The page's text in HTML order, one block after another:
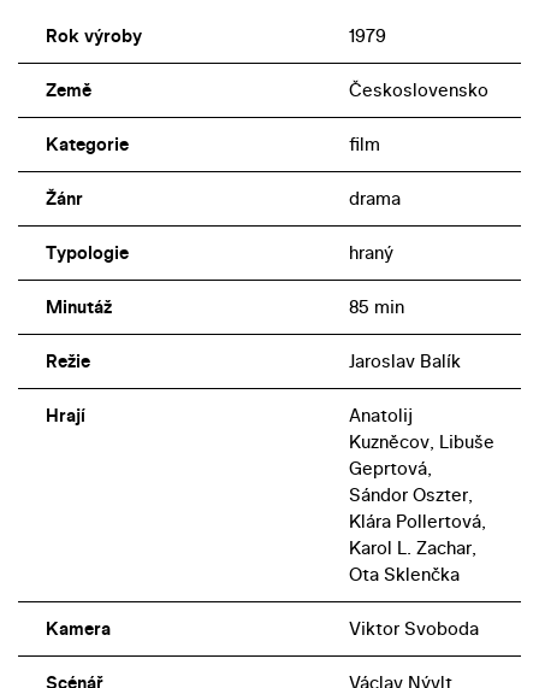
Rok výroby 1979
Země Československo
Kategorie film
Žánr drama
Typologie hraný
Minutáž 85 min
Režie Jaroslav Balík
Hrají
Anatolij
Kuzněcov, Libuše
Geprtová,
Sándor Oszter,
Klára Pollertová,
Karol L. Zachar,
Ota Sklenčka
Kamera Viktor Svoboda